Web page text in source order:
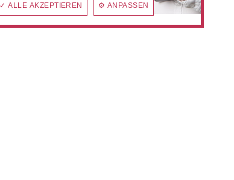
✓ ALLE AKZEPTIEREN ⚙ ANPASSEN